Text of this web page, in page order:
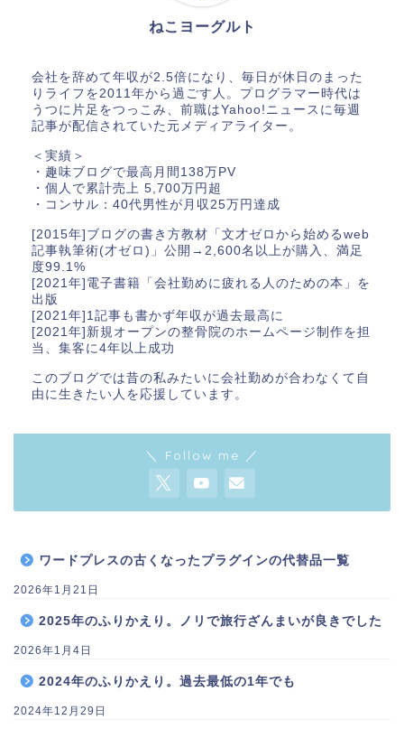
ねこヨーグルト
会社を辞めて年収が2.5倍になり、毎日が休日のまった
りライフを2011年から過ごす人。プログラマー時代は
うつに片足をつっこみ、前職はYahoo!ニュースに毎週
記事が配信されていた元メディアライター。
＜実績＞
・趣味ブログで最高月間138万PV
・個人で累計売上 5,700万円超
・コンサル：40代男性が月収25万円達成
[2015年]ブログの書き方教材「文才ゼロから始めるweb
記事執筆術(才ゼロ)」公開→2,600名以上が購入、満足
度99.1%
[2021年]電子書籍「会社勤めに疲れる人のための本」を
出版
[2021年]1記事も書かず年収が過去最高に
[2021年]新規オープンの整骨院のホームページ制作を担
当、集客に4年以上成功
このブログでは昔の私みたいに会社勤めが合わなくて自
由に生きたい人を応援しています。
＼ Follow me ／
ワードプレスの古くなったプラグインの代替品一覧
2026年1月21日
2025年のふりかえり。ノリで旅行ざんまいが良きでした
2026年1月4日
2024年のふりかえり。過去最低の1年でも
2024年12月29日